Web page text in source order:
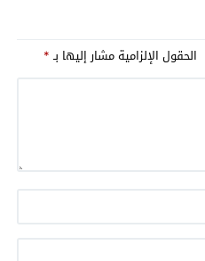
الحقول الإلزامية مشار إليها بـ*